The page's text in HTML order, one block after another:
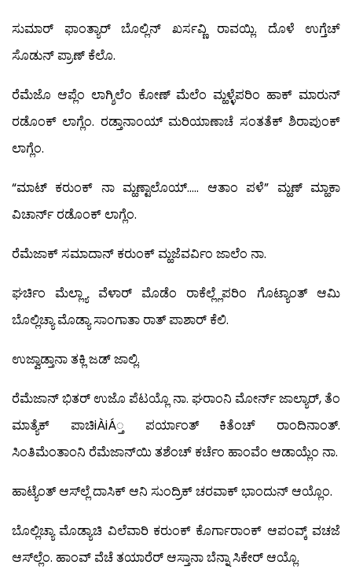
ಸುಮಾರ್ ಫಾಂತ್ಯಾರ್ ಬೊಲ್ಲಿನ್ ಖರ್ಸವ್ಣಿ ರಾವಯ್ಲಿ. ದೊಳೆ ಉಗ್ತೆಚ್
ಸೊಡುನ್ ಪ್ರಾಣ್ ಕೆಲೊ.
ರೆಮೆಜೊ ಆಪ್ಲೆಂ ಲಾಗ್ಶಿಲೆಂ ಕೋಣ್ ಮೆಲೆಂ ಮ್ಹಳ್ಳೆಪರಿಂ ಹಾಕ್ ಮಾರುನ್
ರಡೊಂಕ್ ಲಾಗ್ಲೆಂ. ರಡ್ತಾನಾಂಯ್ ಮರಿಯಾಣಾಚೆ ಸಂತತೆಕ್ ಶಿರಾಪುಂಕ್
ಲಾಗ್ಲೆಂ.
“ಮಾಟ್ ಕರುಂಕ್ ನಾ ಮ್ಹಣ್ಟಾಲೊಯ್….. ಆತಾಂ ಪಳೆ” ಮ್ಹಣ್ ಮ್ಹಾಕಾ
ವಿಚಾರ್ನ್ ರಡೊಂಕ್ ಲಾಗ್ಲೆಂ.
ರೆಮೆಜಾಕ್ ಸಮಾದಾನ್ ಕರುಂಕ್ ಮ್ಹಜೆವರ್ವಿಂ ಜಾಲೆಂ ನಾ.
ಘರ್ಚಿಂ ಮೆಲ್ಲ್ಯಾ ವೆಳಾರ್ ಮೊಡೆಂ ರಾಕೆಲ್ಲ್ಲೆಪರಿಂ ಗೊಟ್ಯಾಂತ್ ಆಮಿ
ಬೊಲ್ಲಿಚ್ಯಾ ಮೊಡ್ಯಾ ಸಾಂಗಾತಾ ರಾತ್ ಪಾಶಾರ್ ಕೆಲಿ.
ಉಜ್ವಾಡ್ತಾನಾ ತಕ್ಲಿ ಜಡ್ ಜಾಲ್ಲಿ.
ರೆಮೆಜಾನ್ ಭಿತರ್ ಉಜೊ ಪೆಟಯ್ಲೊ ನಾ. ಘರಾಂನಿ ಮೋರ್ನ್ ಜಾಲ್ಯಾರ್, ತೆಂ
ಮಾತ್ಯೆಕ್ ಪಾಚಿiÀiÁ್ತ ಪರ್ಯಾಂತ್ ಕಿತೆಂಚ್ ರಾಂದಿನಾಂತ್.
ಸಿಂತಿಮೆಂತಾಂನಿ ರೆಮೆಜಾನ್‍ಯಿ ತಶೆಂಚ್ ಕರ್ಚೆಂ ಹಾಂವೆಂ ಆಡಾಯ್ಲೆಂ ನಾ.
ಹಾಟ್ಯೆಂತ್ ಆಸ್‍ಲ್ಲೆ ದಾಸಿಕ್ ಆನಿ ಸುಂದ್ರಿಕ್ ಚರವಾಕ್ ಭಾಂದುನ್ ಆಯ್ಲೊಂ.
ಬೊಲ್ಲಿಚ್ಯಾ ಮೊಡ್ಯಾಚಿ ವಿಲೆವಾರಿ ಕರುಂಕ್ ಕೊರ್ಗಾರಾಂಕ್ ಆಪಂವ್ಕ್ ವಚಜೆ
ಆಸ್‍ಲ್ಲೆಂ. ಹಾಂವ್ ವೆಚೆ ತಯಾರೆರ್ ಆಸ್ತಾನಾ ಬೆನ್ನಾ ಸಿಕೇರ್ ಆಯ್ಲೊ.